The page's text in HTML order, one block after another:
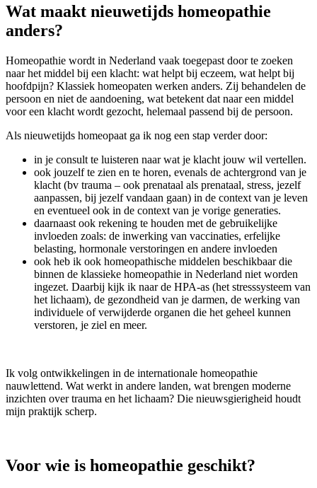
Wat maakt nieuwetijds homeopathie
anders?
Homeopathie wordt in Nederland vaak toegepast door te zoeken
naar het middel bij een klacht: wat helpt bij eczeem, wat helpt bij
hoofdpijn? Klassiek homeopaten werken anders. Zij behandelen de
persoon en niet de aandoening, wat betekent dat naar een middel
voor een klacht wordt gezocht, helemaal passend bij de persoon.
Als nieuwetijds homeopaat ga ik nog een stap verder door:
in je consult te luisteren naar wat je klacht jouw wil vertellen.
ook jouzelf te zien en te horen, evenals de achtergrond van je
klacht (bv trauma – ook prenataal als prenataal, stress, jezelf
aanpassen, bij jezelf vandaan gaan) in de context van je leven
en eventueel ook in de context van je vorige generaties.
daarnaast ook rekening te houden met de gebruikelijke
invloeden zoals: de inwerking van vaccinaties, erfelijke
belasting, hormonale verstoringen en andere invloeden
ook heb ik ook homeopathische middelen beschikbaar die
binnen de klassieke homeopathie in Nederland niet worden
ingezet. Daarbij kijk ik naar de HPA-as (het stresssysteem van
het lichaam), de gezondheid van je darmen, de werking van
individuele of verwijderde organen die het geheel kunnen
verstoren, je ziel en meer.
Ik volg ontwikkelingen in de internationale homeopathie
nauwlettend. Wat werkt in andere landen, wat brengen moderne
inzichten over trauma en het lichaam? Die nieuwsgierigheid houdt
mijn praktijk scherp.
Voor wie is homeopathie geschikt?